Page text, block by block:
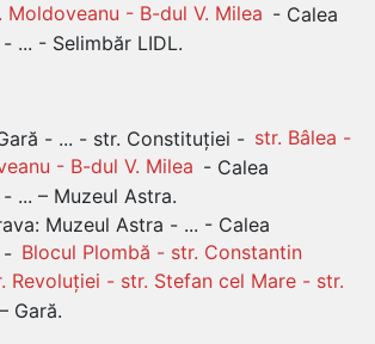
Moldoveanu - B-dul V. Milea - Calea
... - Selimbăr LIDL.
- ... - str. Constituției - str. Bâlea -
- B-dul V. Milea - Calea
... – Muzeul Astra.
Muzeul Astra - ... - Calea
- Blocul Plombă - str. Constantin
Revoluției - str. Stefan cel Mare - str.
Gară.